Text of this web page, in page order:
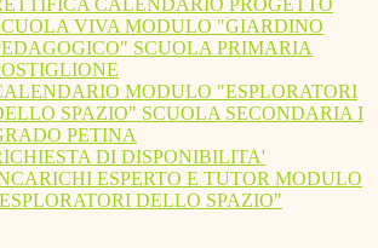
CALENDARIO PROGETTO
VIVA MODULO "GIARDINO
SCUOLA PRIMARIA
MODULO "ESPLORATORI
SPAZIO" SCUOLA SECONDARIA I
PETINA
DI DISPONIBILITA'
ESPERTO E TUTOR MODULO
DELLO SPAZIO"